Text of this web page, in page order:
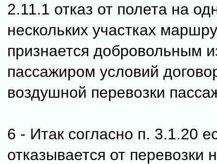
2.11.1 отказ от полета на
нескольких участках
признается добровольным
пассажиром условий
воздушной перевозки
6 - Итак согласно п. 3.1.20
отказывается от перевозки